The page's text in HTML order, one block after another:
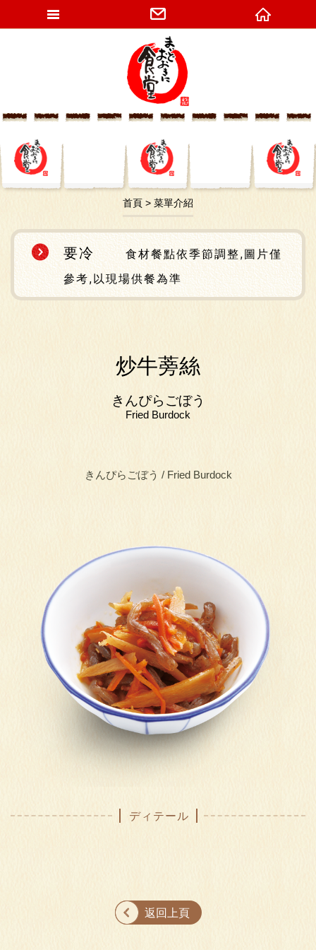
首頁 菜單介紹
要冷食材餐點依季節調整,圖片僅
參考,以現場供餐為準
炒牛蒡絲
きんぴらごぼう
Fried Burdock
きんぴらごぼう / Fried Burdock
ディテール
返回上頁